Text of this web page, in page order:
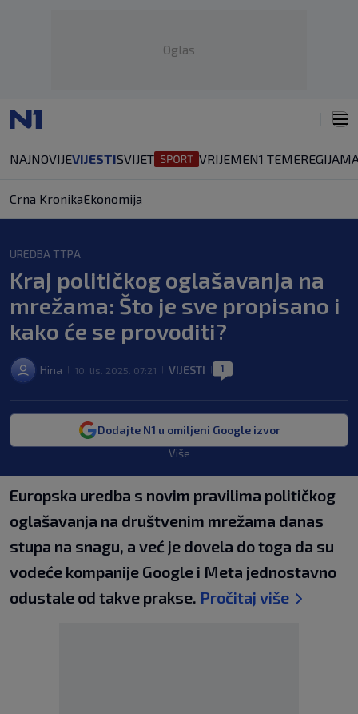
Oglas
NAJNOVIJEVIJESTISVIJET VRIJEMEN1 TEMEREGIJA
Crna KronikaEkonomija
UREDBA TTPA
Kraj političkog oglašavanja na
mrežama: Što je sve propisano i
kako će se provoditi?
Hina 10. lis. 2025. 07:21 VIJESTI 1
Dodajte N1 u omiljeni Google izvor
Više
Europska uredba s novim pravilima političkog
oglašavanja na društvenim mrežama danas
stupa na snagu, a već je dovela do toga da su
vodeće kompanije Google i Meta jednostavno
odustale od takve prakse. Pročitaj više